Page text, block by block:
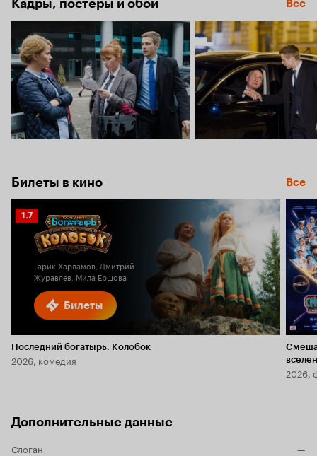
Кадры, постеры и обои Все
Билеты в кино Все
Билеты
Рейтинг
Кинопоиска
1.7
Гарик Харламов, Дмитрий
Журавлев, Мила Ершова
Последний богатырь. Колобок
2026, комедия
2026,
Дополнительные данные
Слоган
—